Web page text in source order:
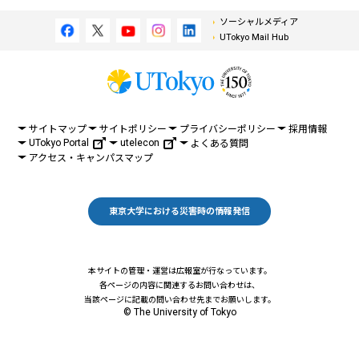
ソーシャルメディア
UTokyo Mail Hub
サイトマップ サイトポリシー プライバシーポリシー
採用情報
UTokyo Portal
utelecon
よくある質問
アクセス・キャンパスマップ
東京大学における災害時の情報発信
本サイトの管理・運営は広報室が行なっています。
各ページの内容に関連するお問い合わせは、
当該ページに記載の問い合わせ先までお願いします。
© The University of Tokyo